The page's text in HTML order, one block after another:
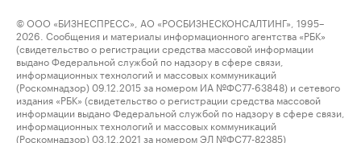
© ООО «БИЗНЕСПРЕСС», АО «РОСБИЗНЕСКОНСАЛТИНГ», 1995–
2026. Сообщения и материалы информационного агентства «РБК»
(свидетельство о регистрации средства массовой информации
выдано Федеральной службой по надзору в сфере связи,
информационных технологий и массовых коммуникаций
(Роскомнадзор) 09.12.2015 за номером ИА №ФС77-63848) и сетевого
издания «РБК» (свидетельство о регистрации средства массовой
информации выдано Федеральной службой по надзору в сфере связи,
информационных технологий и массовых коммуникаций
(Роскомнадзор) 03.12.2021 за номером ЭЛ №ФС77-82385)